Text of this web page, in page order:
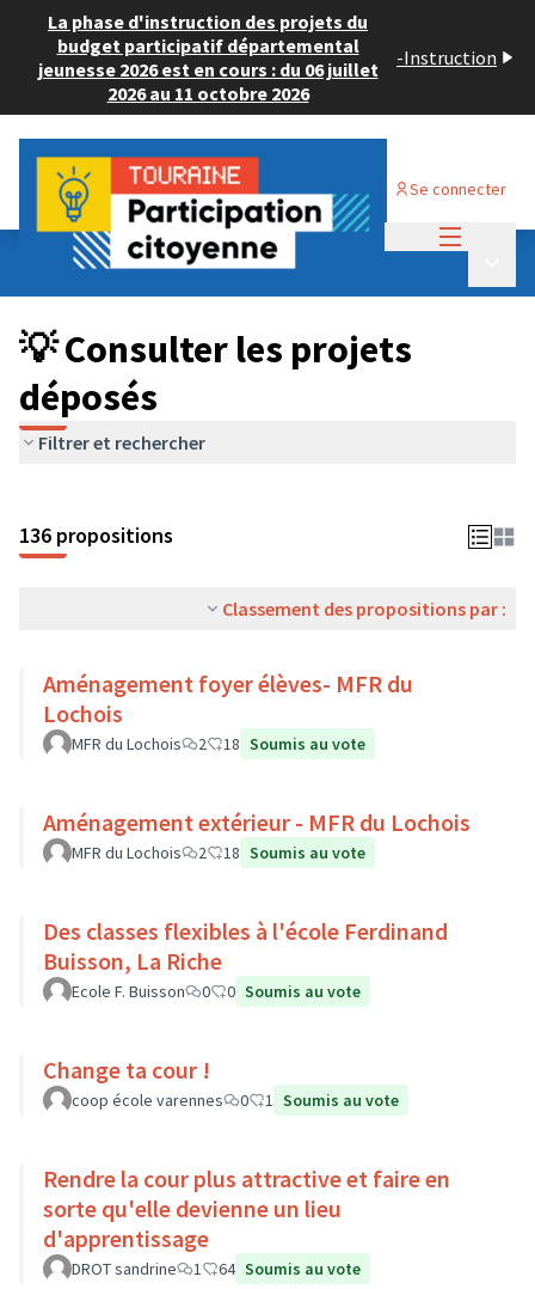
La phase d'instruction des projets du
budget participatif départemental
jeunesse 2026 est en cours : du 06 juillet
2026 au 11 octobre 2026
-Instruction
Se connecter
Budget Participatif JEUNESSE 2024
💡 Consulter les projets déposés
💡 Consulter les projets
déposés
Filtrer et rechercher
136 propositions
Classement des propositions par :
Aménagement foyer élèves- MFR du
Lochois
MFR du Lochois 2 18 Soumis au vote
Aménagement extérieur - MFR du Lochois
MFR du Lochois 2 18 Soumis au vote
Des classes flexibles à l'école Ferdinand
Buisson, La Riche
Ecole F. Buisson 0 0 Soumis au vote
Change ta cour !
coop école varennes 0 1 Soumis au vote
Rendre la cour plus attractive et faire en
sorte qu'elle devienne un lieu
d'apprentissage
DROT sandrine 1 64 Soumis au vote